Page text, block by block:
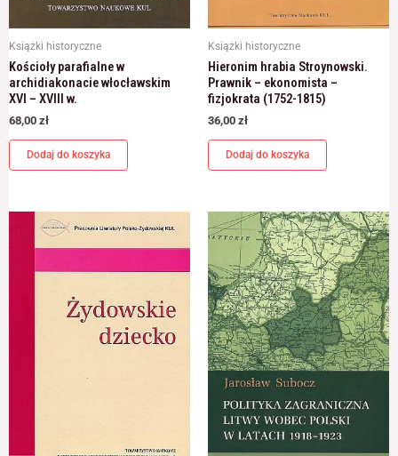
Książki historyczne
Kościoły parafialne w
archidiakonacie włocławskim
XVI – XVIII w.
68,00 zł
Dodaj do koszyka
Książki historyczne
Hieronim hrabia Stroynowski.
Prawnik – ekonomista –
fizjokrata (1752-1815)
36,00 zł
Dodaj do koszyka